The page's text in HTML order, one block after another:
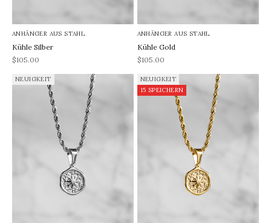
ANHÄNGER AUS STAHL
Kühle Silber
REA-pris
$105.00
ANHÄNGER AUS STAHL
Kühle Gold
REA-pris
$105.00
NEUIGKEIT
NEUIGKEIT
15 SPEICHERN